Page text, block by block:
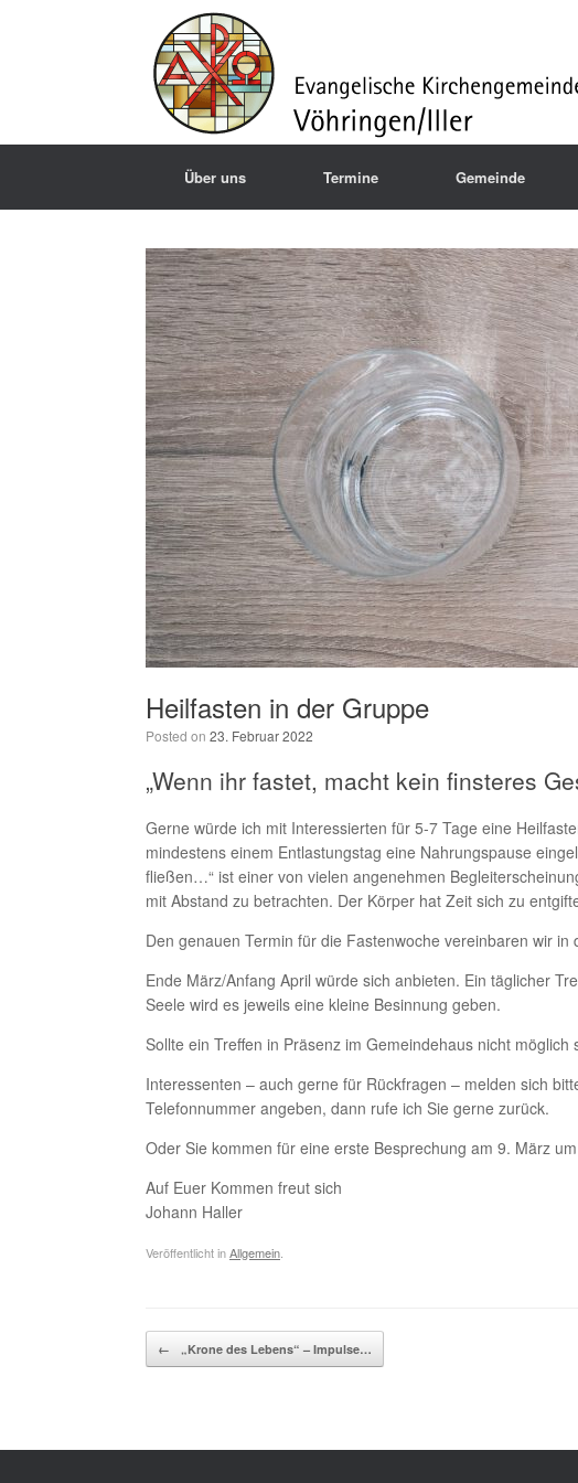
Über uns Termine Gemeinde
Heilfasten in der Gruppe
Posted on 23. Februar 2022
„Wenn ihr fastet, macht kein finsteres
Gerne würde ich mit Interessierten für 5-7 Tage eine
mindestens einem Entlastungstag eine Nahrungspause
fließen…“ ist einer von vielen angenehmen
mit Abstand zu betrachten. Der Körper hat Zeit sich zu
Den genauen Termin für die Fastenwoche vereinbaren wir in
Ende März/Anfang April würde sich anbieten. Ein täglicher
Seele wird es jeweils eine kleine Besinnung geben.
Sollte ein Treffen in Präsenz im Gemeindehaus nicht
Interessenten – auch gerne für Rückfragen – melden sich
Telefonnummer angeben, dann rufe ich Sie gerne zurück.
Oder Sie kommen für eine erste Besprechung am 9. März
Auf Euer Kommen freut sich
Johann Haller
Veröffentlicht inAllgemein
Beitragsnavigation
← „Krone des Lebens“ – Impulse…